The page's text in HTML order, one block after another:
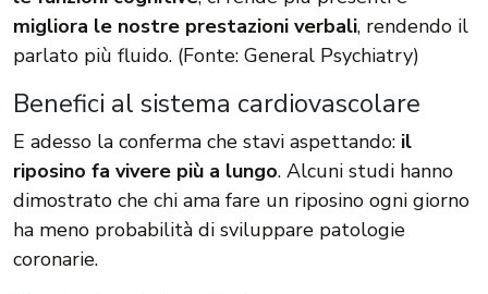
migliora le nostre prestazioni verbali, rendendo il
parlato più fluido. (Fonte: General Psychiatry)
Benefici al sistema cardiovascolare
E adesso la conferma che stavi aspettando: il
riposino fa vivere più a lungo. Alcuni studi hanno
dimostrato che chi ama fare un riposino ogni giorno
ha meno probabilità di sviluppare patologie
coronarie.